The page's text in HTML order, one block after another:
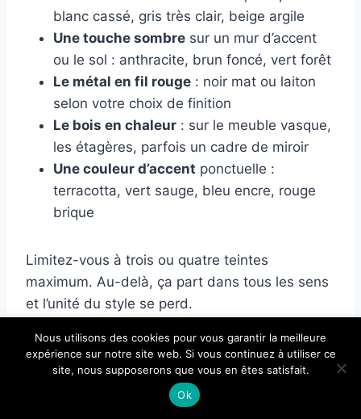
blanc cassé, gris très clair, beige argile
Une touche sombre sur un mur d’accent
ou le sol : anthracite, brun foncé, vert forêt
Le métal en fil rouge : noir mat ou laiton
selon votre choix de finition
Le bois en chaleur : sur le meuble vasque,
les étagères, parfois un cadre de miroir
Une couleur d’accent ponctuelle :
terracotta, vert sauge, bleu encre, rouge
brique
Limitez-vous à trois ou quatre teintes
maximum. Au-delà, ça part dans tous les sens
et l’unité du style se perd.
Petit truc déco que peu de gens appliquent : la
règle des 60-30-10. Soixante pour cent d’une
couleur dominante (souvent le clair des murs),
🔥 TOP VENTE
PORTENTUM Brosse Toilettes WC
Silicone avec Support antigout…
Voir l'offre
Nous utilisons des cookies pour vous garantir la meilleure
expérience sur notre site web. Si vous continuez à utiliser ce
site, nous supposerons que vous en êtes satisfait.
Ok